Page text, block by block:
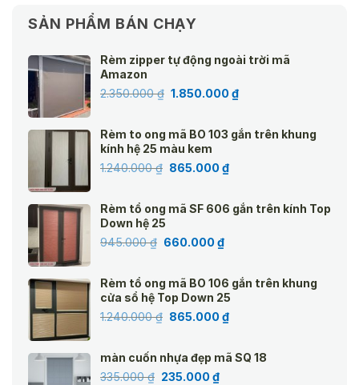
SẢN PHẨM BÁN CHẠY
Rèm zipper tự động ngoài trời mã
Amazon
2.350.000₫ Giá
2.350.000 ₫.
1.850.000₫Giá
là:
Rèm to ong mã BO 103 gắn trên khung
kính hệ 25 màu kem
1.240.000₫ Giá
1.240.000 ₫.
865.000₫Giá
là:
Rèm tổ ong mã SF 606 gắn trên kính Top
Down hệ 25
945.000₫ Giá
945.000 ₫.
660.000₫Giá
là:
660.000 ₫.
Rèm tổ ong mã BO 106 gắn trên khung
cửa sổ hệ Top Down 25
1.240.000₫ Giá
1.240.000 ₫.
865.000₫Giá
là:
màn cuốn nhựa đẹp mã SQ 18
335.000₫ Giá
235.000₫Giá